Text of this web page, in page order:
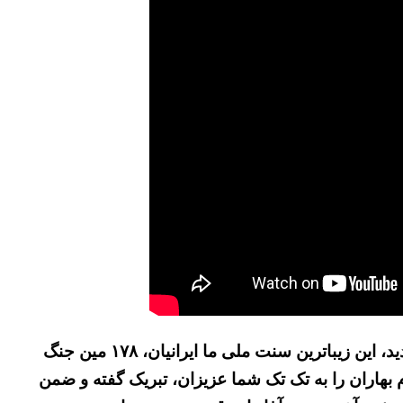
دفتر نخست نوروزی تلویزیون ایران زمین را تقدیم حضورتان می کنیم. با بهترین شادباش های نوروزی در آغاز سال جدید، این زیباترین سنت ملی ما ایرانیان، ۱۷۸ مین جنگ
بهاران را به تک تک شما عزیزان، تبریک گفته و ضمن